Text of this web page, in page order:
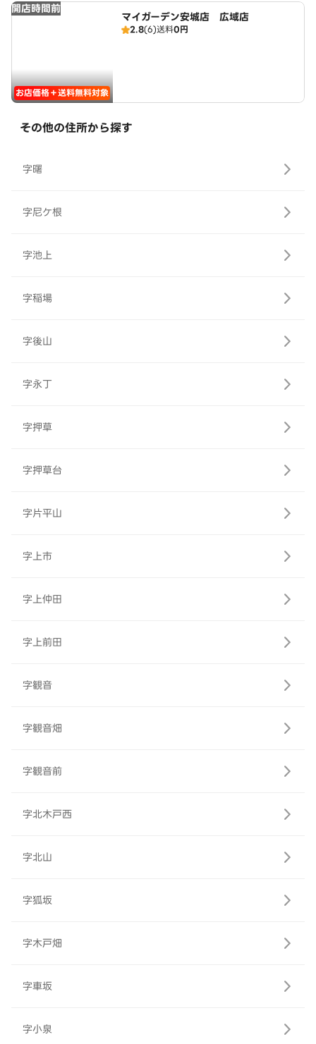
開店時間前
お店価格＋送料無料対象
マイガーデン安城店 広域店
2.8(6)送料0円
その他の住所から探す
字曙
字尼ケ根
字池上
字稲場
字後山
字永丁
字押草
字押草台
字片平山
字上市
字上仲田
字上前田
字観音
字観音畑
字観音前
字北木戸西
字北山
字狐坂
字木戸畑
字車坂
字小泉